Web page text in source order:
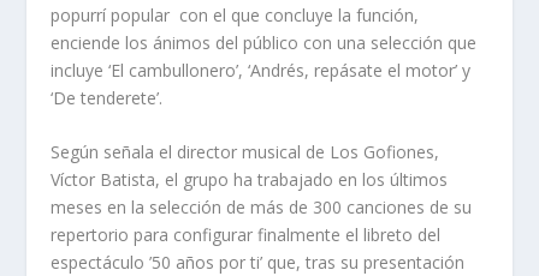
popurrí popular con el que concluye la función,
enciende los ánimos del público con una selección que
incluye ‘El cambullonero’, ‘Andrés, repásate el motor’ y
‘De tenderete’.
Según señala el director musical de Los Gofiones,
Víctor Batista, el grupo ha trabajado en los últimos
meses en la selección de más de 300 canciones de su
repertorio para configurar finalmente el libreto del
espectáculo ’50 años por ti’ que, tras su presentación